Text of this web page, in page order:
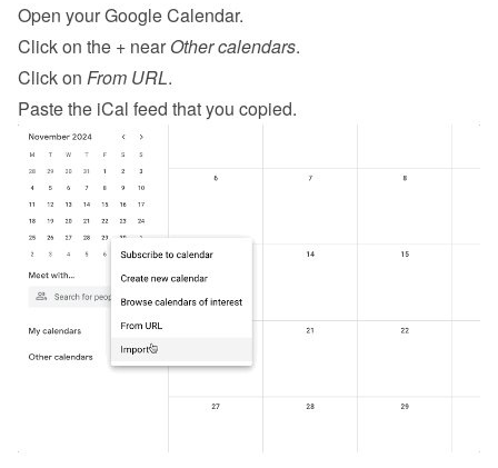
Open your Google Calendar.
Click on the + near Other calendars.
Click on From URL.
Paste the iCal feed that you copied.